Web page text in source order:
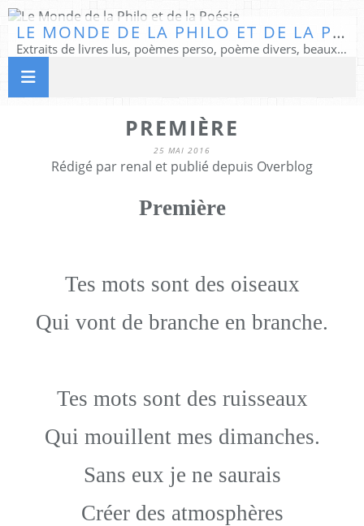
LE MONDE DE LA PHILO ET DE LA POÉSIE
Extraits de livres lus, poèmes perso, poème divers, beaux textes...
PREMIÈRE
25 MAI 2016
Rédigé par renal et publié depuis Overblog
Première
Tes mots sont des oiseaux
Qui vont de branche en branche.
Tes mots sont des ruisseaux
Qui mouillent mes dimanches.
Sans eux je ne saurais
Créer des atmosphères